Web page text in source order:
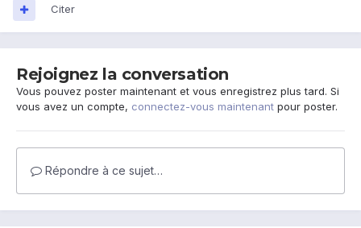
Citer
Rejoignez la conversation
Vous pouvez poster maintenant et vous enregistrez plus tard. Si
vous avez un compte, connectez-vous maintenant pour poster.
Répondre à ce sujet…